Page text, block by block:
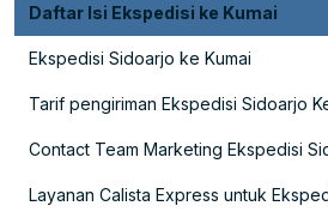
Daftar Isi Ekspedisi ke Kumai
Ekspedisi Sidoarjo ke Kumai
Tarif pengiriman Ekspedisi Sidoarjo
Contact Team Marketing Ekspedisi
Layanan Calista Express untuk